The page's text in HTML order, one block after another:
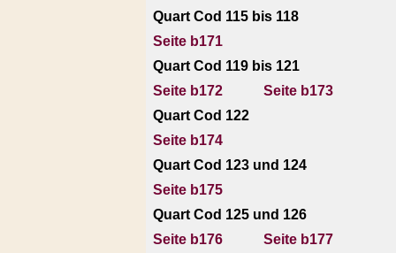
Quart Cod 115 bis 118
Seite b171
Quart Cod 119 bis 121
Seite b172
Seite b173
Quart Cod 122
Seite b174
Quart Cod 123 und 124
Seite b175
Quart Cod 125 und 126
Seite b176
Seite b177